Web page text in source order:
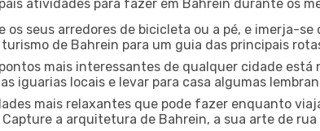
atividades para fazer em Bahrein durante os
os seus arredores de bicicleta ou a pé, e imerja-
de Bahrein para um guia das principais
mais interessantes de qualquer cidade está
iguarias locais e levar para casa algumas
mais relaxantes que pode fazer enquanto
a arquitetura de Bahrein, a sua arte de rua